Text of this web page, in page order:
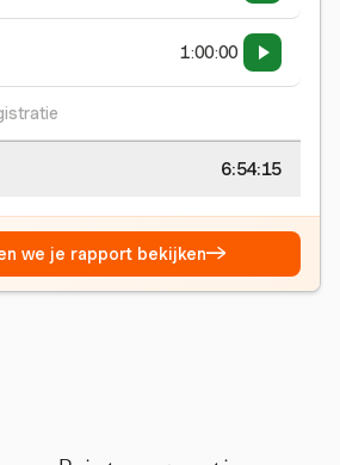
1:00:00
6:54:15
we je rapport bekijken→